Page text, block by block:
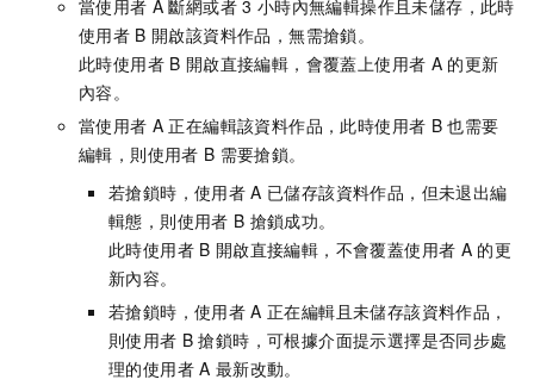
當使用者 A 斷網或者 3 小時內無編輯操作且未儲存，此時
使用者 B 開啟該資料作品，無需搶鎖。
此時使用者 B 開啟直接編輯，會覆蓋上使用者 A 的更新
內容。
當使用者 A 正在編輯該資料作品，此時使用者 B 也需要
編輯，則使用者 B 需要搶鎖。
若搶鎖時，使用者 A 已儲存該資料作品，但未退出編
輯態，則使用者 B 搶鎖成功。
此時使用者 B 開啟直接編輯，不會覆蓋使用者 A 的更
新內容。
若搶鎖時，使用者 A 正在編輯且未儲存該資料作品，
則使用者 B 搶鎖時，可根據介面提示選擇是否同步處
理的使用者 A 最新改動。